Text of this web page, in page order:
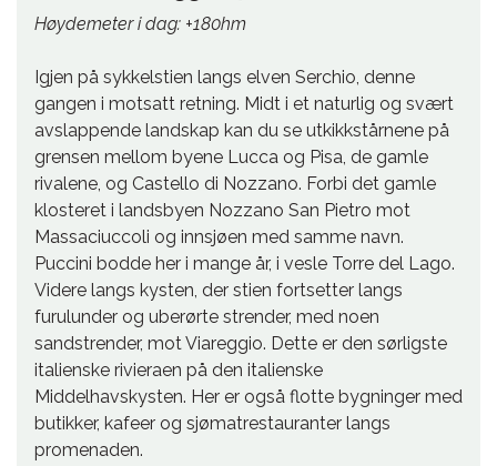
Høydemeter i dag: +180hm
Igjen på sykkelstien langs elven Serchio, denne
gangen i motsatt retning. Midt i et naturlig og svært
avslappende landskap kan du se utkikkstårnene på
grensen mellom byene Lucca og Pisa, de gamle
rivalene, og Castello di Nozzano. Forbi det gamle
klosteret i landsbyen Nozzano San Pietro mot
Massaciuccoli og innsjøen med samme navn.
Puccini bodde her i mange år, i vesle Torre del Lago.
Videre langs kysten, der stien fortsetter langs
furulunder og uberørte strender, med noen
sandstrender, mot Viareggio. Dette er den sørligste
italienske rivieraen på den italienske
Middelhavskysten. Her er også flotte bygninger med
butikker, kafeer og sjømatrestauranter langs
promenaden.